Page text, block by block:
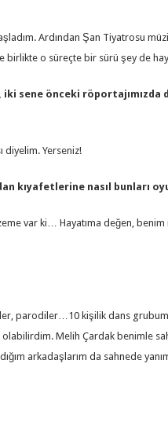
Ardından Şan Tiyatrosu
birlikte o süreçte bir sürü şey de
sene önceki röportajımızda
diyelim. Yerseniz!
kıyafetlerine nasıl bunları
var ki… Hayatıma değen,
parodiler…10 kişilik dans
Melih Çardak benimle
arkadaşlarım da sahnede